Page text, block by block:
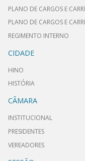
PLANO DE CARGOS E
PLANO DE CARGOS E
REGIMENTO INTERNO
CIDADE
HINO
HISTÓRIA
CÂMARA
INSTITUCIONAL
PRESIDENTES
VEREADORES